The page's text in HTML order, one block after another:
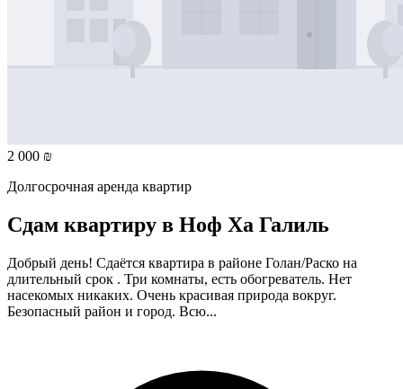
2 000 ₪
Долгосрочная аренда квартир
Сдам квартиру в Ноф Ха Галиль
Добрый день! Сдаётся квартира в районе Голан/Раско на
длительный срок . Три комнаты, есть обогреватель. Нет
насекомых никаких. Очень красивая природа вокруг.
Безопасный район и город. Всю...